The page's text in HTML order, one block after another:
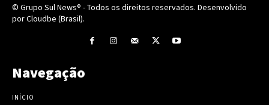
© Grupo Sul News® - Todos os direitos reservados. Desenvolvido
por Cloudbe (Brasil).
Navegação
INÍCIO